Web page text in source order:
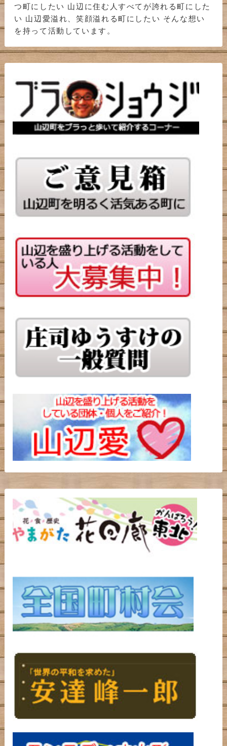
つ町にしたい 山辺に住む人すべてが誇れる町にした
い 山辺愛溢れ、笑顔溢れる町にしたい そんな想い
を持って活動しています。